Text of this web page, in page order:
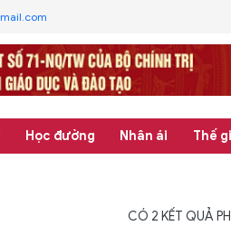
Học đường Nhân ái Thế
CÓ 2 KẾT QUẢ